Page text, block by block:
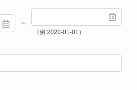
～
（例:2020-01-01）